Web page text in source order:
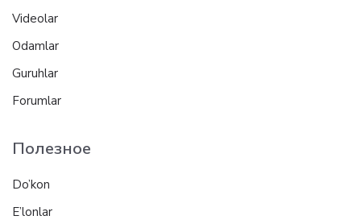
Videolar
Odamlar
Guruhlar
Forumlar
Полезное
Do’kon
E’lonlar